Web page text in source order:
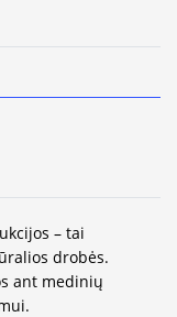
– tai
drobės.
ant medinių